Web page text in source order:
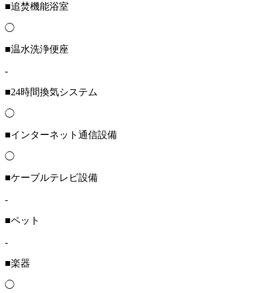
■追焚機能浴室
◯
■温水洗浄便座
-
■24時間換気システム
◯
■インターネット通信設備
◯
■ケーブルテレビ設備
-
■ペット
-
■楽器
◯